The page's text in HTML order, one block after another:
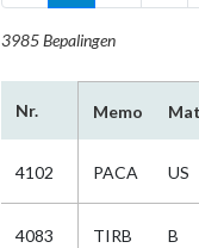
3985 Bepalingen
Nr. Memo
4102 PACA US
4083 TIRB B